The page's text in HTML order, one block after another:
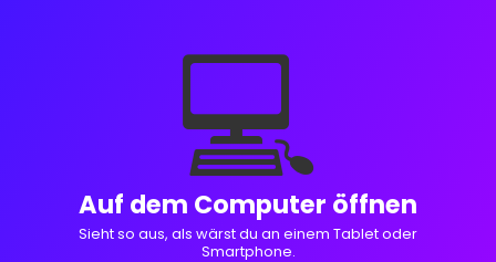
💻
Auf dem Computer öffnen
Sieht so aus, als wärst du an einem Tablet oder
Smartphone.